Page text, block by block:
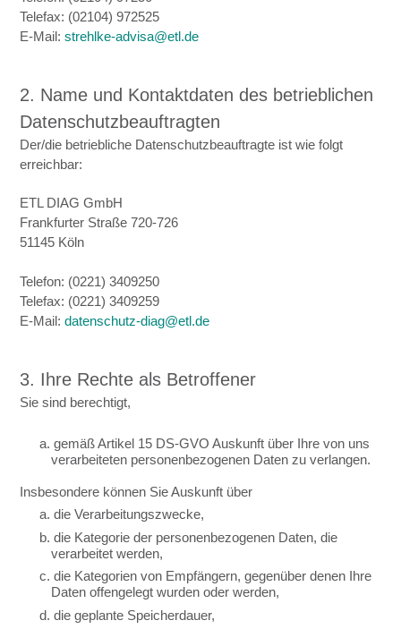
Telefax: (02104) 972525
E-Mail: strehlke-advisa@etl.de
2. Name und Kontaktdaten des betrieblichen
Datenschutzbeauftragten
Der/die betriebliche Datenschutzbeauftragte ist wie folgt
erreichbar:
ETL DIAG GmbH
Frankfurter Straße 720-726
51145 Köln
Telefon: (0221) 3409250
Telefax: (0221) 3409259
E-Mail: datenschutz-diag@etl.de
3. Ihre Rechte als Betroffener
Sie sind berechtigt,
a. gemäß Artikel 15 DS-GVO Auskunft über Ihre von uns
verarbeiteten personenbezogenen Daten zu verlangen.
Insbesondere können Sie Auskunft über
a. die Verarbeitungszwecke,
b. die Kategorie der personenbezogenen Daten, die
verarbeitet werden,
c. die Kategorien von Empfängern, gegenüber denen Ihre
Daten offengelegt wurden oder werden,
d. die geplante Speicherdauer,